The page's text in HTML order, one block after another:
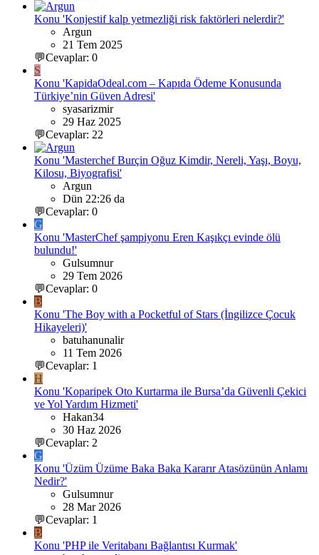
Konu 'Konjestif kalp yetmezliği risk faktörleri nelerdir?'
Argun
21 Tem 2025
💬Cevaplar: 0
S
Konu 'KapidaOdeal.com – Kapıda Ödeme Konusunda
Türkiye’nin Güven Adresi'
syasarizmir
29 Haz 2025
💬Cevaplar: 22
Konu 'Masterchef Burçin Oğuz Kimdir, Nereli, Yaşı, Boyu,
Kilosu, Biyografisi'
Argun
Dün 22:26 da
💬Cevaplar: 0
G
Konu 'MasterChef şampiyonu Eren Kaşıkçı evinde ölü
bulundu!'
Gulsumnur
29 Tem 2026
💬Cevaplar: 0
B
Konu 'The Boy with a Pocketful of Stars (İngilizce Çocuk
Hikayeleri)'
batuhanunalir
11 Tem 2026
💬Cevaplar: 1
H
Konu 'Koparipek Oto Kurtarma ile Bursa’da Güvenli Çekici
ve Yol Yardım Hizmeti'
Hakan34
30 Haz 2026
💬Cevaplar: 2
G
Konu 'Üzüm Üzüme Baka Baka Kararır Atasözünün Anlamı
Nedir?'
Gulsumnur
28 Mar 2026
💬Cevaplar: 1
B
Konu 'PHP ile Veritabanı Bağlantısı Kurmak'